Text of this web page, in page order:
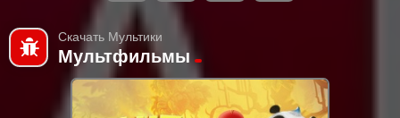
Скачать Мультики
Мультфильмы